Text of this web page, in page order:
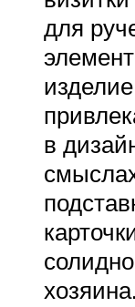
для
в